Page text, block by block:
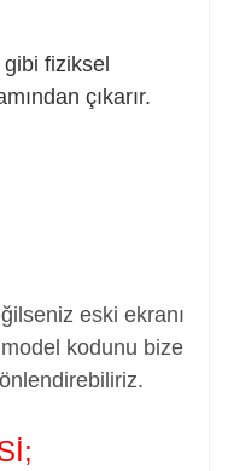
gibi fiziksel
çıkarır.
eski ekranı
kodunu bize